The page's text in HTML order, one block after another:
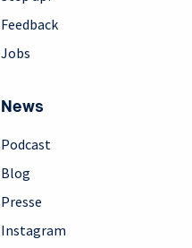
Feedback
Jobs
News
Podcast
Blog
Presse
Instagram